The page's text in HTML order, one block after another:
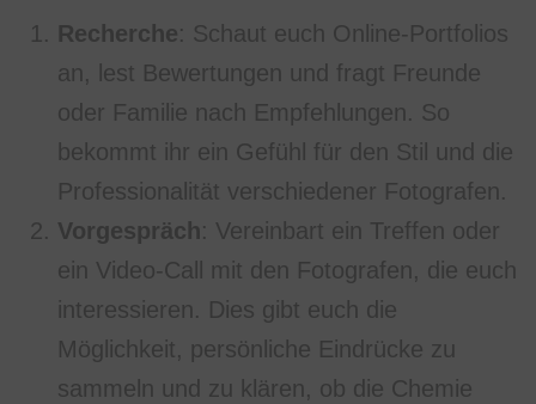
Recherche: Schaut euch Online-Portfolios
an, lest Bewertungen und fragt Freunde
oder Familie nach Empfehlungen. So
bekommt ihr ein Gefühl für den Stil und die
Professionalität verschiedener Fotografen.
Vorgespräch: Vereinbart ein Treffen oder
ein Video-Call mit den Fotografen, die euch
interessieren. Dies gibt euch die
Möglichkeit, persönliche Eindrücke zu
sammeln und zu klären, ob die Chemie